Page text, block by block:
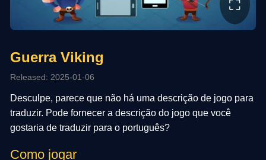
⛶
Guerra Viking
Released: 2025-01-06
Desculpe, parece que não há uma descrição de jogo para
traduzir. Pode fornecer a descrição do jogo que você
gostaria de traduzir para o português?
Como jogar